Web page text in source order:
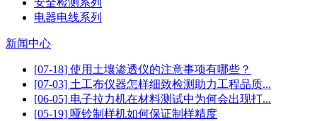
安全检测系列
电器电线系列
新闻中心
[07-18] 使用土壤渗透仪的注意事项有哪些？
[07-03] 土工布仪器怎样细致检测助力工程品质...
[06-05] 电子拉力机在材料测试中为何会出现打...
[05-19] 哑铃制样机如何保证制样精度